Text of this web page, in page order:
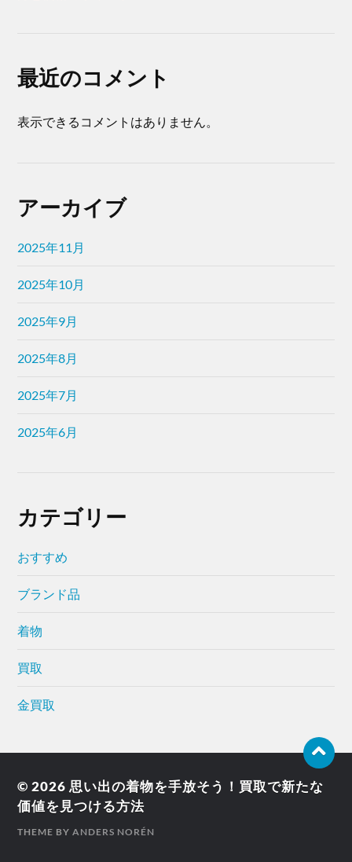
最近のコメント
表示できるコメントはありません。
アーカイブ
2025年11月
2025年10月
2025年9月
2025年8月
2025年7月
2025年6月
カテゴリー
おすすめ
ブランド品
着物
買取
金買取
© 2026思い出の着物を手放そう！買取で新たな
価値を見つける方法
THEME BYANDERS NORÉN